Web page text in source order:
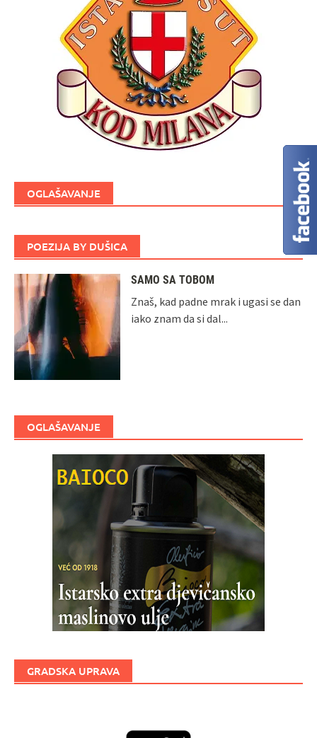
OGLAŠAVANJE
POEZIJA BY DUŠICA
SAMO SA TOBOM
Znaš, kad padne mrak i ugasi se dan
iako znam da si dal...
OGLAŠAVANJE
GRADSKA UPRAVA